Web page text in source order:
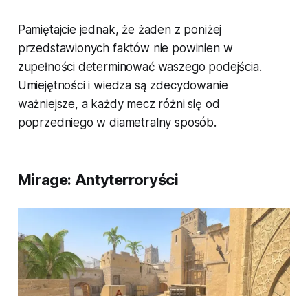
Pamiętajcie jednak, że żaden z poniżej
przedstawionych faktów nie powinien w
zupełności determinować waszego podejścia.
Umiejętności i wiedza są zdecydowanie
ważniejsze, a każdy mecz różni się od
poprzedniego w diametralny sposób.
Mirage: Antyterroryści